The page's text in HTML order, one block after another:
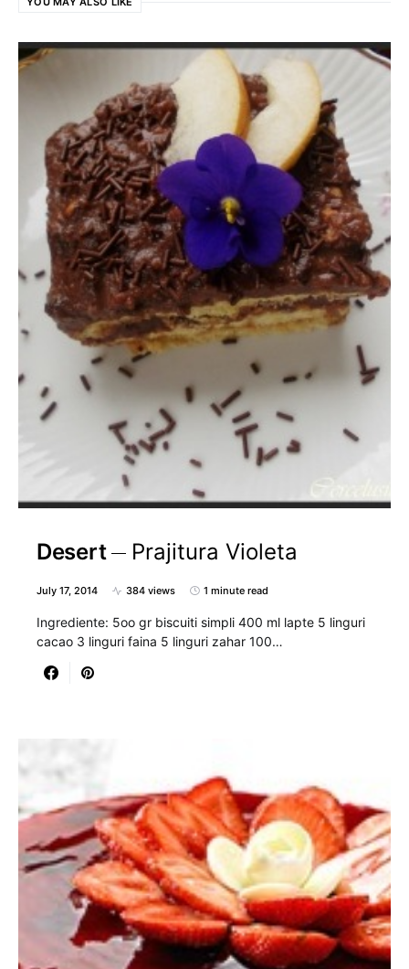
Desert Prajitura Violeta
July 17, 2014 384 views 1 minute read
Ingrediente: 5oo gr biscuiti simpli 400 ml lapte 5 linguri
cacao 3 linguri faina 5 linguri zahar 100…